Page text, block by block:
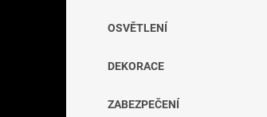
OSVĚTLENÍ
DEKORACE
ZABEZPEČENÍ